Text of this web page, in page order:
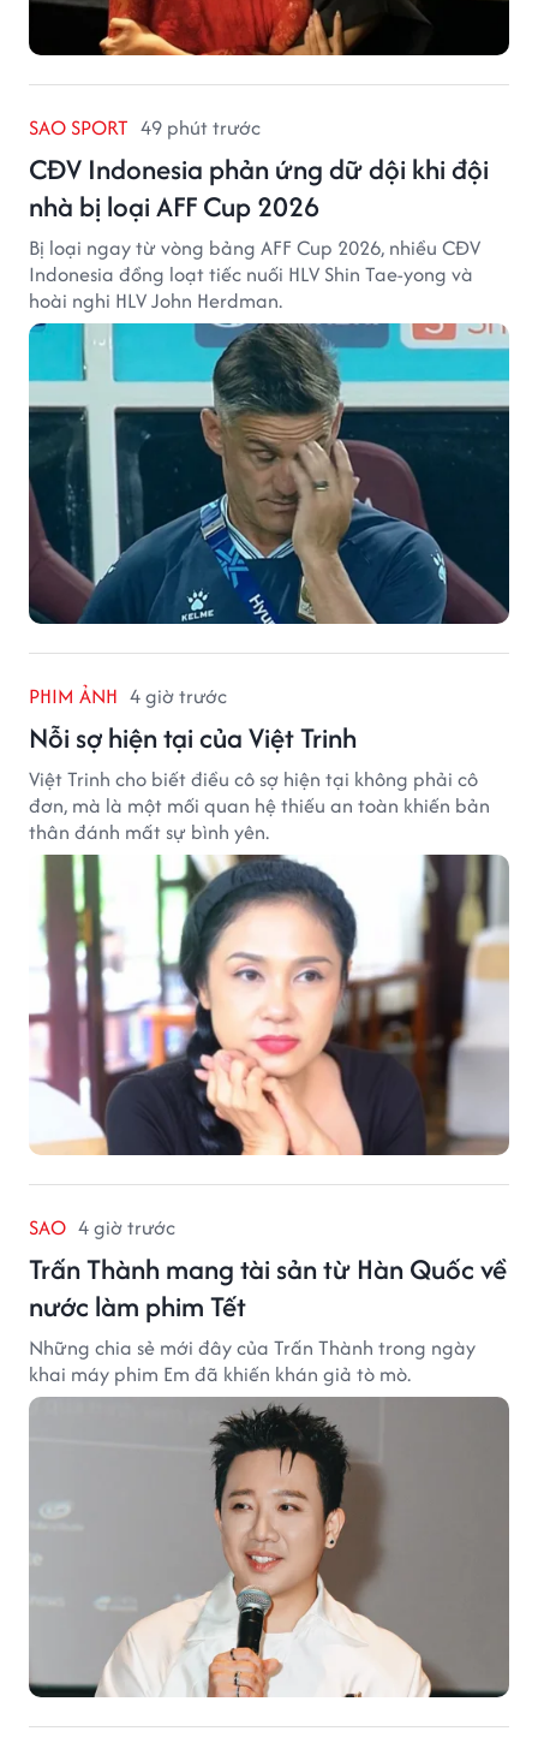
SAO SPORT 49 phút trước
CĐV Indonesia phản ứng dữ dội khi đội
nhà bị loại AFF Cup 2026
Bị loại ngay từ vòng bảng AFF Cup 2026, nhiều CĐV
Indonesia đồng loạt tiếc nuối HLV Shin Tae-yong và
hoài nghi HLV John Herdman.
PHIM ẢNH 4 giờ trước
Nỗi sợ hiện tại của Việt Trinh
Việt Trinh cho biết điều cô sợ hiện tại không phải cô
đơn, mà là một mối quan hệ thiếu an toàn khiến bản
thân đánh mất sự bình yên.
SAO 4 giờ trước
Trấn Thành mang tài sản từ Hàn Quốc về
nước làm phim Tết
Những chia sẻ mới đây của Trấn Thành trong ngày
khai máy phim Em đã khiến khán giả tò mò.